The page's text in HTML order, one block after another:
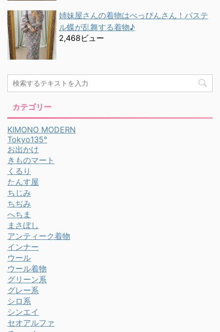
姉妹屋さんの着物はべっぴんさん！パステ
ル蝶が乱舞する着物♪
2,468ビュー
カテゴリー
KIMONO MODERN
Tokyo135°
お出かけ
きものマート
くるり
たんす屋
ちじみ
ちぢみ
へちま
まさぼし
アンティーク着物
インナー
ウール
ウール着物
グリーン系
グレー系
シロ系
シンエイ
セオアルファ